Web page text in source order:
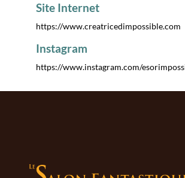
Site Internet
https://www.creatricedimpossible.com
Instagram
https://www.instagram.com/